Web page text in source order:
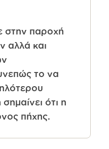
στην παροχή
αλλά και
το να
ότι η
πήχης.